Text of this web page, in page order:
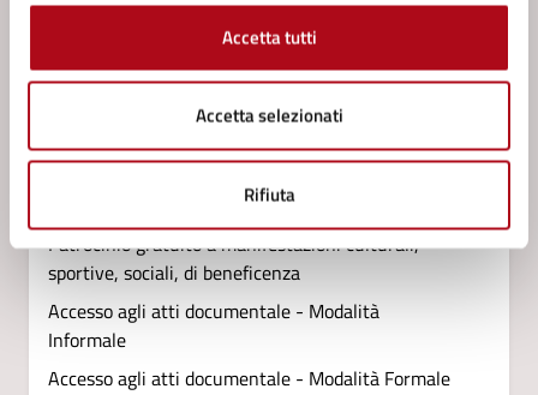
Accetta tutti
Accetta selezionati
Rifiuta
Contenuti correlati
LepidaID (SPID): Riconoscimento de visu
Patrocinio gratuito a manifestazioni culturali,
sportive, sociali, di beneficenza
Accesso agli atti documentale - Modalità
Informale
Accesso agli atti documentale - Modalità Formale